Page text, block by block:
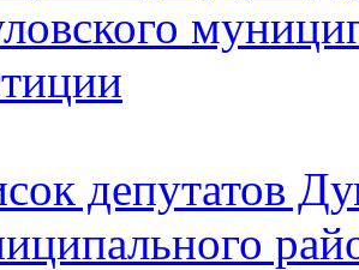
депутатов